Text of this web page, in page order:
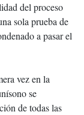
del proceso
sola prueba de
a pasar el
vez en la
se
de todas las